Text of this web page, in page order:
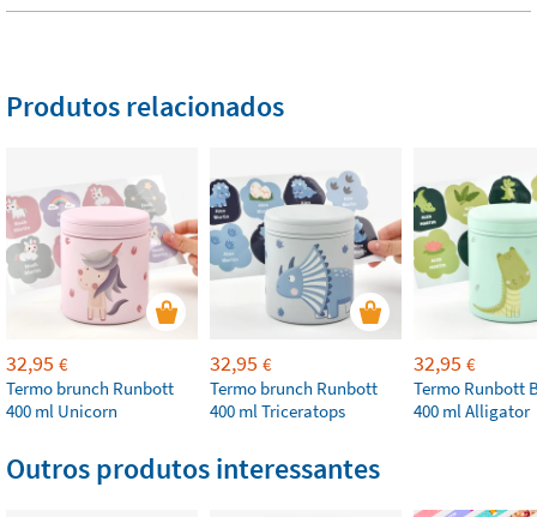
Produtos relacionados
32,95 €
Termo brunch Runbott
400 ml Unicorn
32,95 €
Termo brunch Runbott
400 ml Triceratops
32,95 €
Termo Runbott
400 ml Alligator
Outros produtos interessantes